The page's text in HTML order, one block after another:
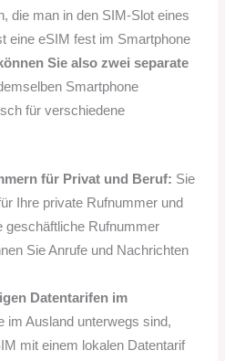
die man in den SIM-Slot eines
eine eSIM fest im Smartphone
Sie also zwei separate
Smartphone
für verschiedene
für Privat und Beruf: Sie
Ihre private Rufnummer und
geschäftliche Rufnummer
Sie Anrufe und Nachrichten
Datentarifen im
im Ausland unterwegs sind,
mit einem lokalen Datentarif